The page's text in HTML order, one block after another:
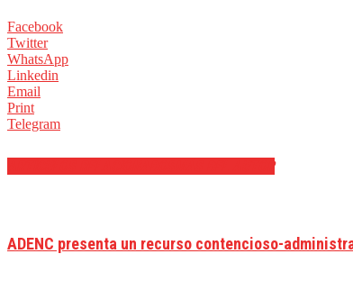
Facebook
Twitter
WhatsApp
Linkedin
Email
Print
Telegram
ADENC presenta un recurso contencioso-